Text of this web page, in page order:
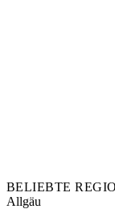
BELIEBTE
Allgäu